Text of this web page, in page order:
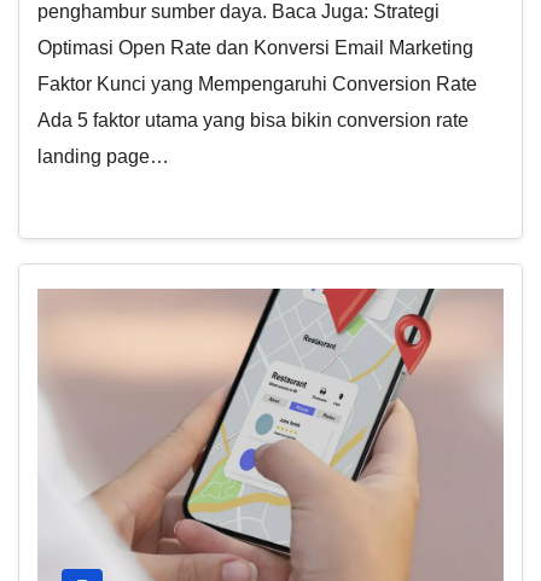
penghambur sumber daya. Baca Juga: Strategi
Optimasi Open Rate dan Konversi Email Marketing
Faktor Kunci yang Mempengaruhi Conversion Rate
Ada 5 faktor utama yang bisa bikin conversion rate
landing page…